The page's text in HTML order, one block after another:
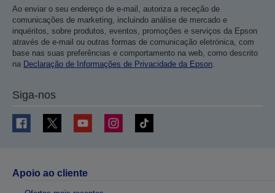
Ao enviar o seu endereço de e-mail, autoriza a receção de
comunicações de marketing, incluindo análise de mercado e
inquéritos, sobre produtos, eventos, promoções e serviços da Epson
através de e-mail ou outras formas de comunicação eletrónica, com
base nas suas preferências e comportamento na web, como descrito
na Declaração de Informações de Privacidade da Epson.
Siga-nos
Apoio ao cliente